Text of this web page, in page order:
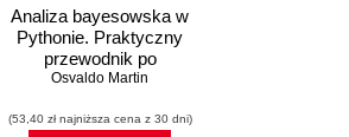
Analiza bayesowska w
Pythonie. Praktyczny
przewodnik po
modelowaniu
Wydanie III
Osvaldo Martin
(53,40 zł najniższa cena z 30 dni)